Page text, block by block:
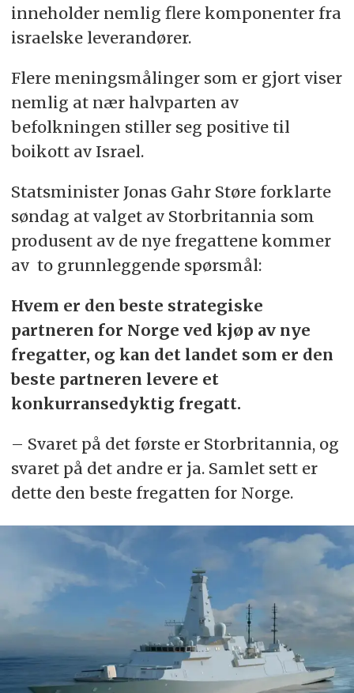
inneholder nemlig flere komponenter fra
israelske leverandører.
Flere meningsmålinger som er gjort viser
nemlig at nær halvparten av
befolkningen stiller seg positive til
boikott av Israel.
Statsminister Jonas Gahr Støre forklarte
søndag at valget av Storbritannia som
produsent av de nye fregattene kommer
av to grunnleggende spørsmål:
Hvem er den beste strategiske
partneren for Norge ved kjøp av nye
fregatter, og kan det landet som er den
beste partneren levere et
konkurransedyktig fregatt.
– Svaret på det første er Storbritannia, og
svaret på det andre er ja. Samlet sett er
dette den beste fregatten for Norge.